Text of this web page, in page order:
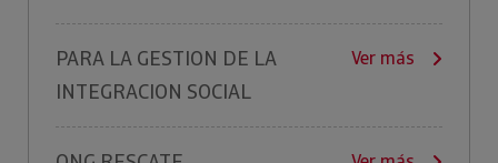
PARA LA GESTION DE LA
INTEGRACION SOCIAL
Ver más